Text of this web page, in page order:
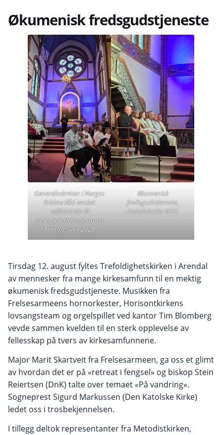
Økumenisk fredsgudstjeneste
Generalsekretær i Norges
Kristne Råd ønsket
velkommen til
fredsgudstjeneste under
Arendalsuka 2025
Økumenisk
fredsgudstjeneste,
Arendalsuka 2025
Tirsdag 12. august fyltes Trefoldighetskirken i Arendal
av mennesker fra mange kirkesamfunn til en mektig
økumenisk fredsgudstjeneste. Musikken fra
Frelsesarmeens hornorkester, Horisontkirkens
lovsangsteam og orgelspillet ved kantor Tim Blomberg
vevde sammen kvelden til en sterk opplevelse av
fellesskap på tvers av kirkesamfunnene.
Major Marit Skartveit fra Frelsesarmeen, ga oss et glimt
av hvordan det er på «retreat i fengsel» og biskop Stein
Reiertsen (DnK) talte over temaet «På vandring».
Sogneprest Sigurd Markussen (Den Katolske Kirke)
ledet oss i trosbekjennelsen.
I tillegg deltok representanter fra Metodistkirken,